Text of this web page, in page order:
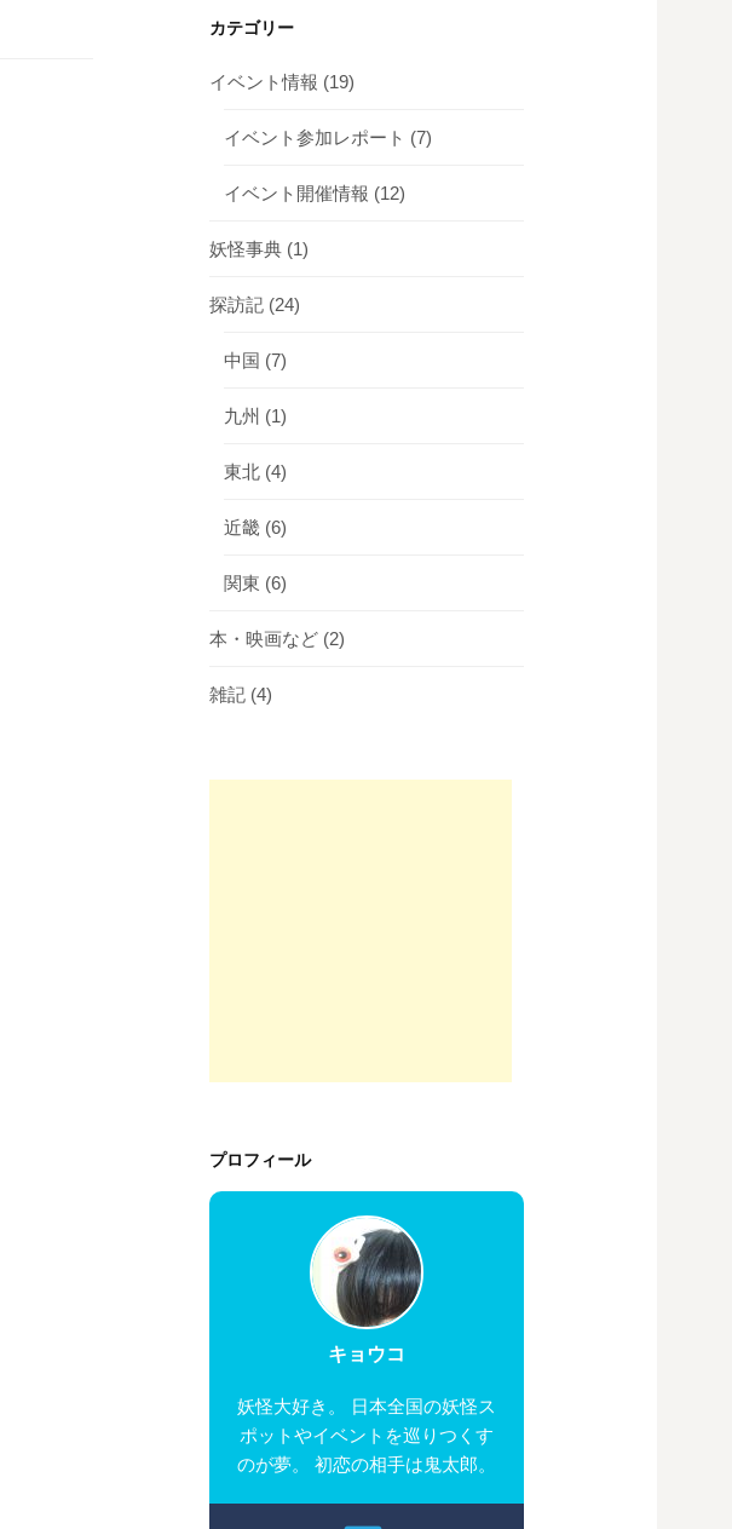
カテゴリー
イベント情報 (19)
イベント参加レポート (7)
イベント開催情報 (12)
妖怪事典 (1)
探訪記 (24)
中国 (7)
九州 (1)
東北 (4)
近畿 (6)
関東 (6)
本・映画など (2)
雑記 (4)
プロフィール
キョウコ
妖怪大好き。 日本全国の妖怪ス
ポットやイベントを巡りつくす
のが夢。 初恋の相手は鬼太郎。